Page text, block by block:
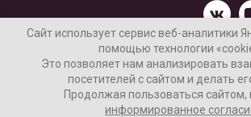
Материалы предоставлены редакцией
Нашли ошибку? Выделите ее и
Сайт использует сервис веб-аналитики
помощью технологии
Это позволяет нам анализировать
посетителей с сайтом и делать
Продолжая пользоваться сайтом,
информированное